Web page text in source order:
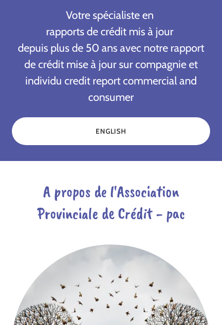
Votre spécialiste en
rapports de crédit mis à jour
depuis plus de 50 ans avec notre rapport
de crédit mise à jour sur compagnie et
individu credit report commercial and
consumer
ENGLISH
A propos de l'Association
Provinciale de Crédit - pac